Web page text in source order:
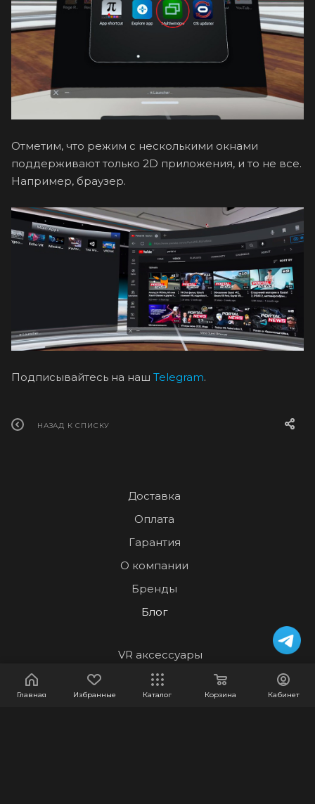
Отметим, что режим с несколькими окнами
поддерживают только 2D приложения, и то не все.
Например, браузер.
Подписывайтесь на наш Telegram.
НАЗАД К СПИСКУ
Доставка
Оплата
Гарантия
О компании
Бренды
Блог
VR аксессуары
VR очки
Игровые приставки
Главная Избранные Каталог Корзина Кабинет